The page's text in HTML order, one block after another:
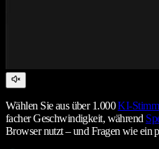
Wählen Sie aus über 1.000KI-
facher Geschwindigkeit, während
Browser nutzt – und Fragen wie ein